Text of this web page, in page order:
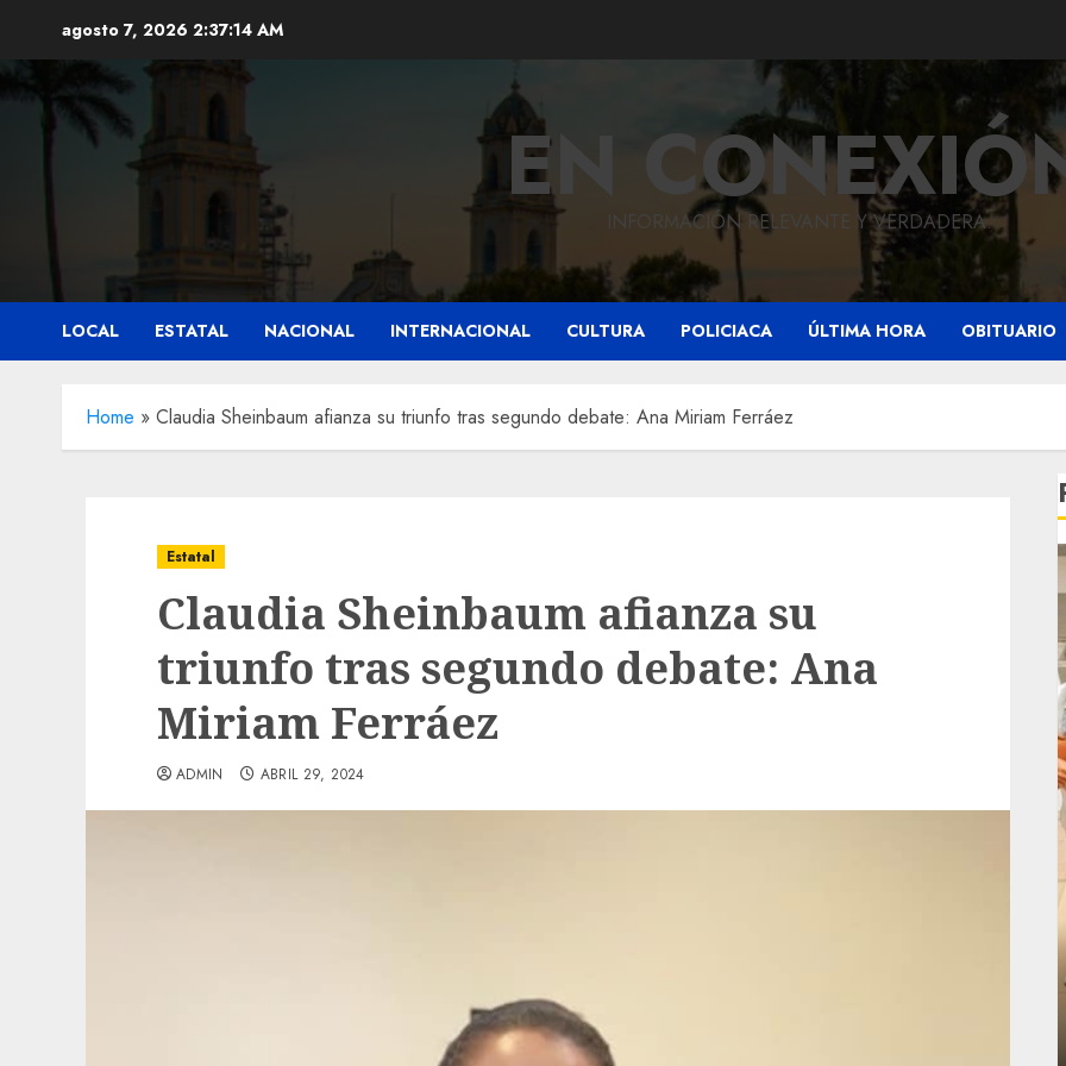
contenido
agosto 7, 2026 2:37:16 AM
ENINFORMACIÓN RELEVANTE Y VERDADERA.
LOCAL ESTATAL NACIONAL INTERNACIONAL CULTURA POLICIACA ÚLTIMA HORA OBITUARIO
Home » Claudia Sheinbaum afianza su triunfo tras segundo debate: Ana Miriam Ferráez
Estatal
Claudia Sheinbaum afianza su
triunfo tras segundo debate: Ana
Miriam Ferráez
ADMIN ABRIL 29, 2024
Obra de pavimentación de San Marcial será